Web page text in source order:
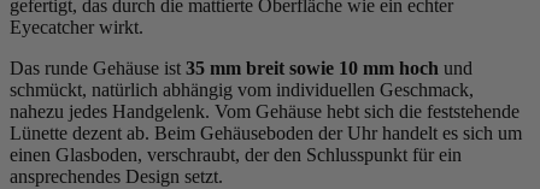
gefertigt, das durch die mattierte Oberfläche wie ein echter
Eyecatcher wirkt.
Das runde Gehäuse ist 35 mm breit sowie 10 mm hoch und
schmückt, natürlich abhängig vom individuellen Geschmack,
nahezu jedes Handgelenk. Vom Gehäuse hebt sich die feststehende
Lünette dezent ab. Beim Gehäuseboden der Uhr handelt es sich um
einen Glasboden, verschraubt, der den Schlusspunkt für ein
ansprechendes Design setzt.